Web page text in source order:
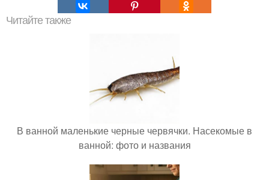
Читайте также
В ванной маленькие черные червячки. Насекомые в
ванной: фото и названия